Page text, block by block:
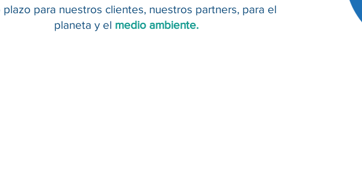
plazo para nuestros clientes, nuestros partners, para el
planeta y el medio ambiente.